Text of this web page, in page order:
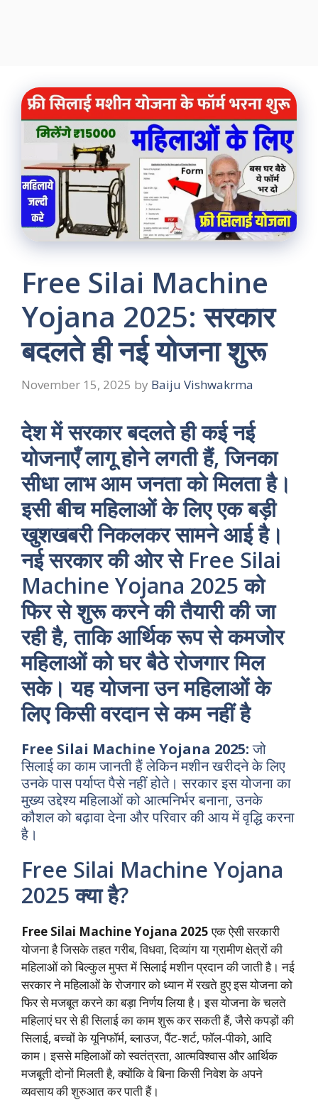
Free Silai Machine
Yojana 2025: सरकार
बदलते ही नई योजना शुरू
November 15, 2025 by Baiju Vishwakrma
देश में सरकार बदलते ही कई नई
योजनाएँ लागू होने लगती हैं, जिनका
सीधा लाभ आम जनता को मिलता है।
इसी बीच महिलाओं के लिए एक बड़ी
खुशखबरी निकलकर सामने आई है।
नई सरकार की ओर से Free Silai
Machine Yojana 2025 को
फिर से शुरू करने की तैयारी की जा
रही है, ताकि आर्थिक रूप से कमजोर
महिलाओं को घर बैठे रोजगार मिल
सके। यह योजना उन महिलाओं के
लिए किसी वरदान से कम नहीं है
Free Silai Machine Yojana 2025:जो
सिलाई का काम जानती हैं लेकिन मशीन खरीदने के लिए
उनके पास पर्याप्त पैसे नहीं होते। सरकार इस योजना का
मुख्य उद्देश्य महिलाओं को आत्मनिर्भर बनाना, उनके
कौशल को बढ़ावा देना और परिवार की आय में वृद्धि करना
है।
Free Silai Machine Yojana
2025 क्या है?
Free Silai Machine Yojana 2025एक ऐसी सरकारी
योजना है जिसके तहत गरीब, विधवा, दिव्यांग या ग्रामीण क्षेत्रों की
महिलाओं को बिल्कुल मुफ्त में सिलाई मशीन प्रदान की जाती है। नई
सरकार ने महिलाओं के रोजगार को ध्यान में रखते हुए इस योजना को
फिर से मजबूत करने का बड़ा निर्णय लिया है। इस योजना के चलते
महिलाएं घर से ही सिलाई का काम शुरू कर सकती हैं, जैसे कपड़ों की
सिलाई, बच्चों के यूनिफॉर्म, ब्लाउज, पैंट-शर्ट, फॉल-पीको, आदि
काम। इससे महिलाओं को स्वतंत्रता, आत्मविश्वास और आर्थिक
मजबूती दोनों मिलती है, क्योंकि वे बिना किसी निवेश के अपने
व्यवसाय की शुरुआत कर पाती हैं।